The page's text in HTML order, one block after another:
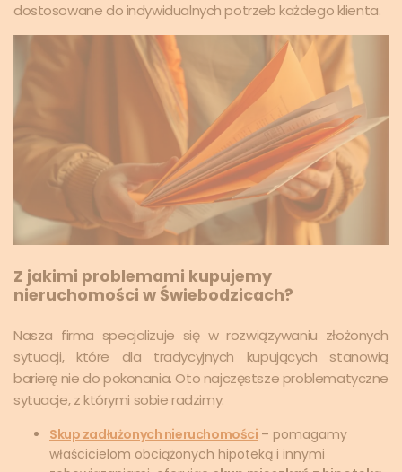
dostosowane do indywidualnych potrzeb każdego klienta.
Z jakimi problemami kupujemy
nieruchomości w Świebodzicach?
Nasza firma specjalizuje się w rozwiązywaniu złożonych
sytuacji, które dla tradycyjnych kupujących stanowią
barierę nie do pokonania. Oto najczęstsze problematyczne
sytuacje, z którymi sobie radzimy:
Skup zadłużonych nieruchomości – pomagamy
właścicielom obciążonych hipoteką i innymi